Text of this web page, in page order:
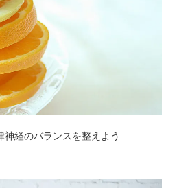
神経のバランスを整えよう